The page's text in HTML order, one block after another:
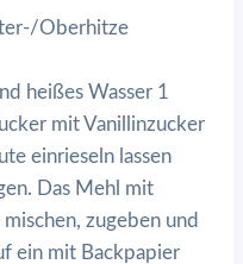
Oberhitze
heißes Wasser 1
mit Vanillinzucker
einrieseln lassen
Das Mehl mit
zugeben und
ein mit Backpapier